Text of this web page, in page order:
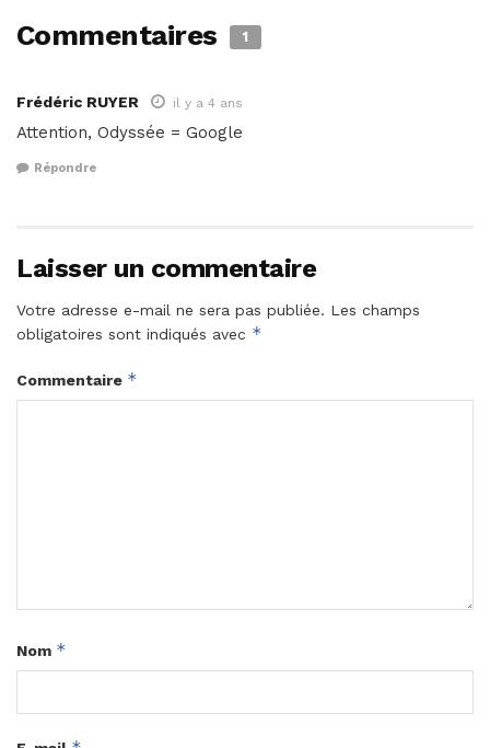
Commentaires 1
Frédéric RUYER il y a 4 ans
Attention, Odyssée = Google
Répondre
Laisser un commentaire
Votre adresse e-mail ne sera pas publiée. Les champs
obligatoires sont indiqués avec *
Commentaire *
Nom *